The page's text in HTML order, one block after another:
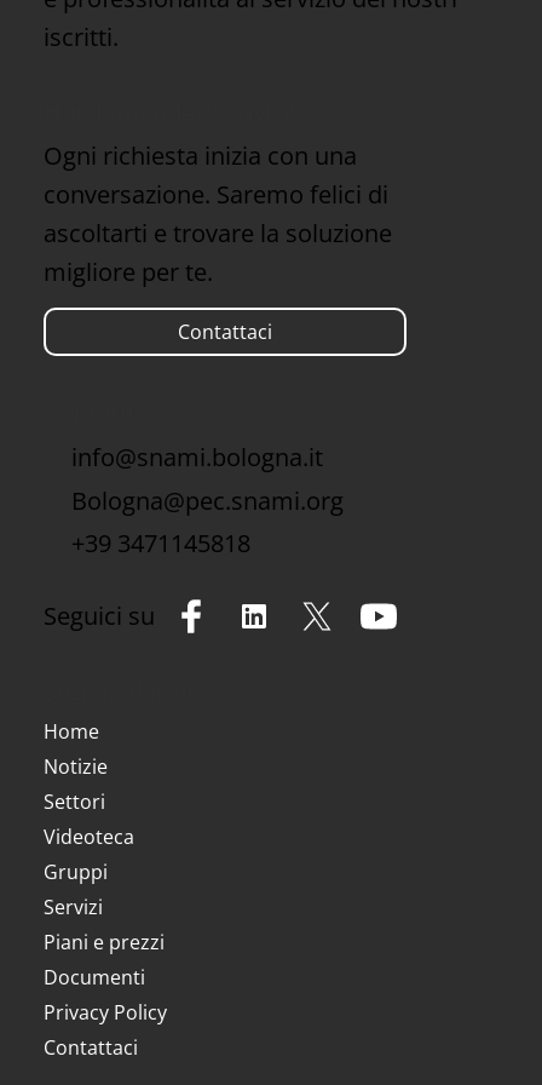
iscritti.
Home
Notizie
Settori
Videoteca
Gruppi
Servizi
Piani e prezzi
Documenti
Privacy Policy
Contattaci
Ogni richiesta inizia con una
conversazione. Saremo felici di
ascoltarti e trovare la soluzione
migliore per te.
Contattaci
Seguici su
info@snami.bologna.it
Bologna@pec.snami.org
+39 3471145818